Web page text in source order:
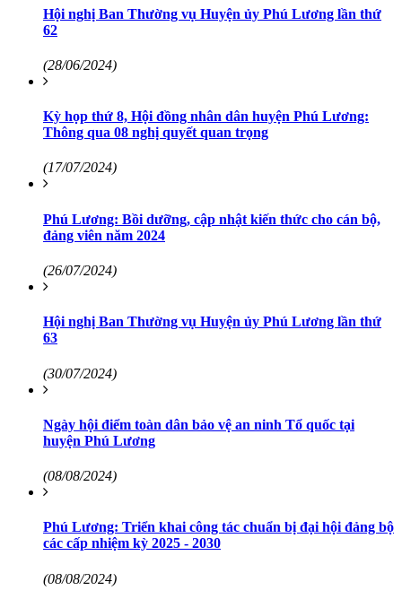
Hội nghị Ban Thường vụ Huyện ủy Phú Lương lần thứ
62
(28/06/2024)
Kỳ họp thứ 8, Hội đồng nhân dân huyện Phú Lương:
Thông qua 08 nghị quyết quan trọng
(17/07/2024)
Phú Lương: Bồi dưỡng, cập nhật kiến thức cho cán bộ,
đảng viên năm 2024
(26/07/2024)
Hội nghị Ban Thường vụ Huyện ủy Phú Lương lần thứ
63
(30/07/2024)
Ngày hội điểm toàn dân bảo vệ an ninh Tổ quốc tại
huyện Phú Lương
(08/08/2024)
Phú Lương: Triển khai công tác chuẩn bị đại hội đảng bộ
các cấp nhiệm kỳ 2025 - 2030
(08/08/2024)